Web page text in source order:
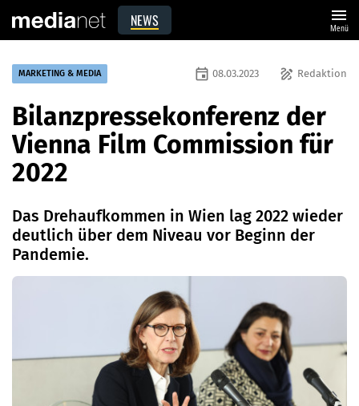
NEWS menu
Menü
MARKETING & MEDIA draw Redaktion
event 08.03.2023
Bilanzpressekonferenz der
Vienna Film Commission für
2022
Das Drehaufkommen in Wien lag 2022 wieder
deutlich über dem Niveau vor Beginn der
Pandemie.